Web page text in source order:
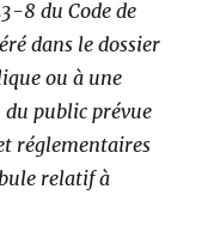
8 du Code de
dans le dossier
ou à une
public prévue
réglementaires
relatif à